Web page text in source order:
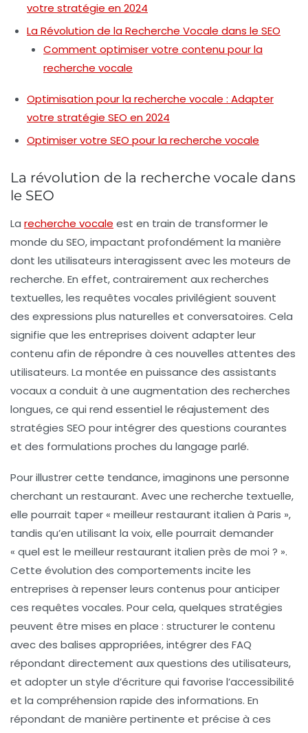
votre stratégie en 2024
La Révolution de la Recherche Vocale dans le SEO
Comment optimiser votre contenu pour la
recherche vocale
Optimisation pour la recherche vocale : Adapter
votre stratégie SEO en 2024
Optimiser votre SEO pour la recherche vocale
La révolution de la recherche vocale dans
le SEO
La recherche vocale est en train de transformerle
monde du SEO, impactant profondément la manière
dont les utilisateurs interagissent avec les moteurs de
recherche. En effet, contrairement aux recherches
textuelles, les requêtes vocales privilégient souvent
des expressions plus naturelles et conversatoires. Cela
signifie que les entreprises doivent adapter leur
contenu afin de répondre à ces nouvelles attentes des
utilisateurs. La montée en puissance des assistants
vocauxa conduit à une augmentation des recherches
longues, ce qui rend essentiel le réajustement des
stratégies SEO pour intégrer des questions courantes
et des formulations proches du langage parlé.
Pour illustrer cette tendance, imaginons une personne
cherchant un restaurant. Avec une recherche textuelle,
elle pourrait taper « meilleur restaurant italien à Paris »,
tandis qu’en utilisant la voix, elle pourrait demander
« quel est le meilleur restaurant italien près de moi ? ».
Cette évolution des comportements incite les
entreprises à repenser leurs contenus pour anticiper
ces requêtes vocales. Pour cela, quelques stratégies
peuvent être mises en place : structurer le contenu
avec des balises appropriées, intégrer des FAQ
répondant directement aux questions des utilisateurs,
et adopter un style d’écriture qui favorise l’accessibilité
et la compréhension rapide des informations. En
répondant de manière pertinente et précise à ces